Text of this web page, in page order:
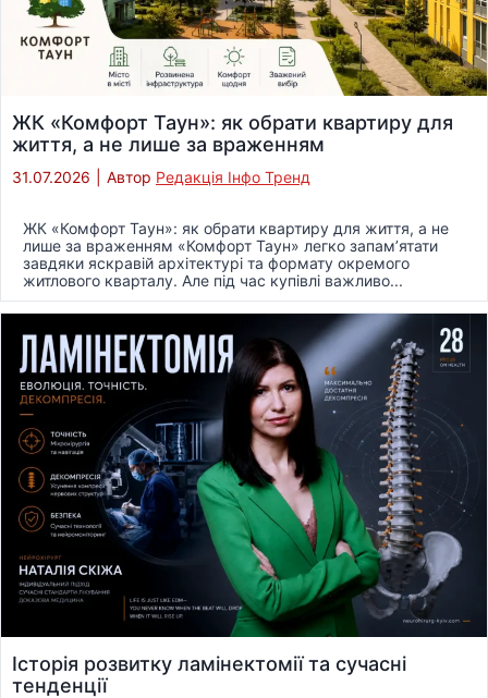
ЖК «Комфорт Таун»: як обрати квартиру для
життя, а не лише за враженням
31.07.2026 Автор Редакція Інфо Тренд
ЖК «Комфорт Таун»: як обрати квартиру для життя, а не
лише за враженням «Комфорт Таун» легко запам’ятати
завдяки яскравій архітектурі та формату окремого
житлового кварталу. Але під час купівлі важливо...
Історія розвитку ламінектомії та сучасні
тенденції